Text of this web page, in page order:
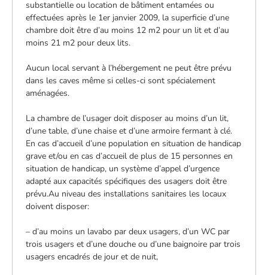
substantielle ou location de bâtiment entamées ou
effectuées après le 1er janvier 2009, la superficie d’une
chambre doit être d’au moins 12 m2 pour un lit et d’au
moins 21 m2 pour deux lits.
Aucun local servant à l’hébergement ne peut être prévu
dans les caves même si celles-ci sont spécialement
aménagées.
La chambre de l’usager doit disposer au moins d’un lit,
d’une table, d’une chaise et d’une armoire fermant à clé.
En cas d’accueil d’une population en situation de handicap
grave et/ou en cas d’accueil de plus de 15 personnes en
situation de handicap, un système d’appel d’urgence
adapté aux capacités spécifiques des usagers doit être
prévu.Au niveau des installations sanitaires les locaux
doivent disposer:
– d’au moins un lavabo par deux usagers, d’un WC par
trois usagers et d’une douche ou d’une baignoire par trois
usagers encadrés de jour et de nuit,